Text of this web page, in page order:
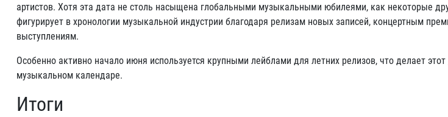
артистов. Хотя эта дата не столь насыщена глобальными музыкальными юбилеями, как некоторые
фигурирует в хронологии музыкальной индустрии благодаря релизам новых записей, концертным
выступлениям.
Особенно активно начало июня используется крупными лейблами для летних релизов, что делает
музыкальном календаре.
Итоги